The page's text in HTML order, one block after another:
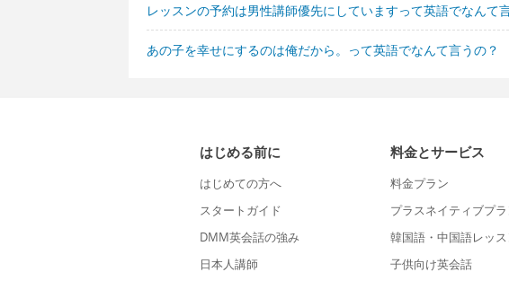
レッスンの予約は男性講師優先にしていますって英語でなんて
あの子を幸せにするのは俺だから。って英語でなんて言うの？
はじめる前に
はじめての方へ
スタートガイド
DMM英会話の強み
日本人講師
料金とサービス
料金プラン
プラスネイティブプ
韓国語・中国語レッ
子供向け英会話